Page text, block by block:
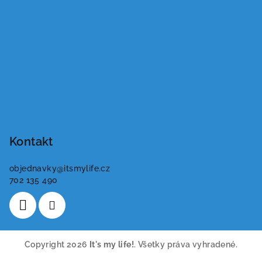
Kontakt
objednavky@itsmylife.cz
702 135 490
Copyright 2026 It's my life!. Všetky práva vyhradené.